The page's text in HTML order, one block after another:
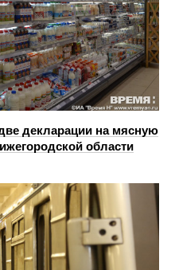
декларации на мясную
области